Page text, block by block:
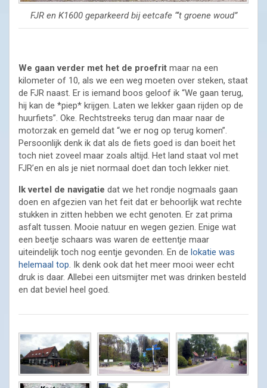
FJR en K1600 geparkeerd bij eetcafe “‘t groene woud”
We gaan verder met het de proefrit maar na een
kilometer of 10, als we een weg moeten over steken, staat
de FJR naast. Er is iemand boos geloof ik “We gaan terug,
hij kan de *piep* krijgen. Laten we lekker gaan rijden op de
huurfiets”. Oke. Rechtstreeks terug dan maar naar de
motorzak en gemeld dat “we er nog op terug komen”.
Persoonlijk denk ik dat als de fiets goed is dan boeit het
toch niet zoveel maar zoals altijd. Het land staat vol met
FJR’en en als je niet normaal doet dan toch lekker niet.
Ik vertel de navigatie dat we het rondje nogmaals gaan
doen en afgezien van het feit dat er behoorlijk wat rechte
stukken in zitten hebben we echt genoten. Er zat prima
asfalt tussen. Mooie natuur en wegen gezien. Enige wat
een beetje schaars was waren de eettentje maar
uiteindelijk toch nog eentje gevonden. En de lokatie was
helemaal top. Ik denk ook dat het meer mooi weer echt
druk is daar. Allebei een uitsmijter met was drinken besteld
en dat beviel heel goed.